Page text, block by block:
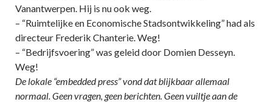
Vanantwerpen. Hij is nu ook weg.
– “Ruimtelijke en Economische Stadsontwikkeling” had als
directeur Frederik Chanterie. Weg!
– “Bedrijfsvoering” was geleid door Domien Desseyn.
Weg!
De lokale “embedded press” vond dat blijkbaar allemaal
normaal. Geen vragen, geen berichten. Geen vuiltje aan de